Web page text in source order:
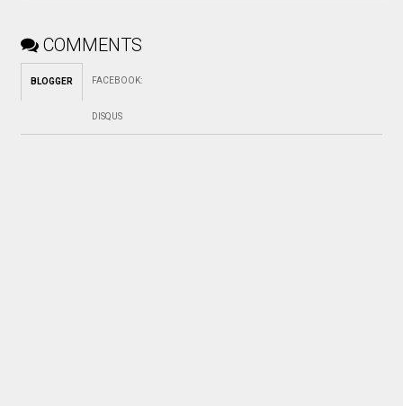
COMMENTS
BLOGGER FACEBOOK:
DISQUS